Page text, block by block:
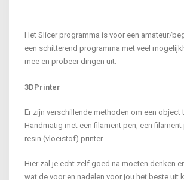
Het Slicer programma is voor een amateur/
een schitterend programma met veel
mee en probeer dingen uit.
3DPrinter
Er zijn verschillende methoden om een object
Handmatig met een filament pen, een filament
resin (vloeistof) printer.
Hier zal je echt zelf goed na moeten denken
wat de voor en nadelen voor jou het beste uit